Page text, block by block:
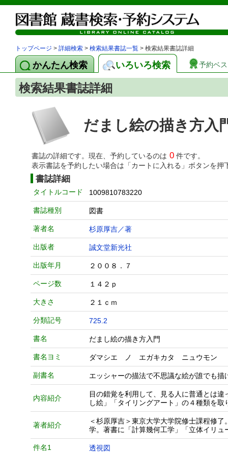
トップページ > 詳細検索 > 検索結果書誌一覧 > 検索結果書誌詳細
かんたん検索 いろいろ検索 予約ベ
検索結果書誌詳細
だまし絵の描き方入
書誌の詳細です。現在、予約しているのは 0 件です。
表示書誌を予約したい場合は「カートに入れる」ボタンを押
書誌詳細
タイトルコード 1009810783220
書誌種別 図書
著者名 杉原厚吉／著
出版者 誠文堂新光社
出版年月 ２００８．７
ページ数 １４２ｐ
大きさ ２１ｃｍ
分類記号 725.2
書名 だまし絵の描き方入門
書名ヨミ ダマシエ ノ エガキカタ ニュウモン
副書名 エッシャーの描法で不思議な絵が誰でも描
内容紹介
目の錯覚を利用して、見る人に普通とは
し絵」「タイリングアート」の４種類を
著者紹介
＜杉原厚吉＞東京大学大学院修士課程修
学。著書に「計算幾何工学」「立体イリュ
件名1 透視図